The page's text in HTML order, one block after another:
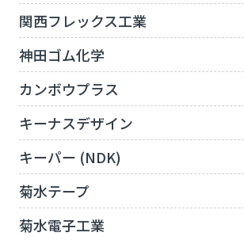
関西フレックス工業
神田ゴム化学
カンボウプラス
キーナスデザイン
キーパー (NDK)
菊水テープ
菊水電子工業